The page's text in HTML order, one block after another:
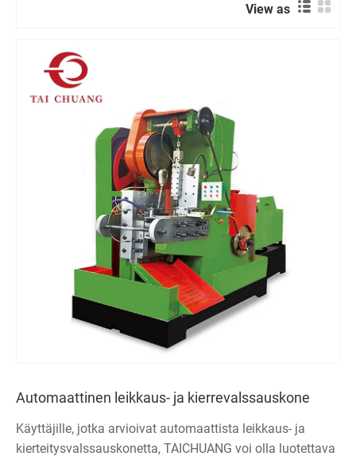
View as
Automaattinen leikkaus- ja kierrevalssauskone
Käyttäjille, jotka arvioivat automaattista leikkaus- ja
kierteitysvalssauskonetta, TAICHUANG voi olla luotettava